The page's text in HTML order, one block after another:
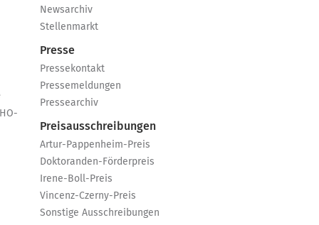
Newsarchiv
Stellenmarkt
Presse
Pressekontakt
Pressemeldungen
Pressearchiv
Preisausschreibungen
Artur-Pappenheim-Preis
Doktoranden-Förderpreis
Irene-Boll-Preis
Vincenz-Czerny-Preis
Sonstige Ausschreibungen